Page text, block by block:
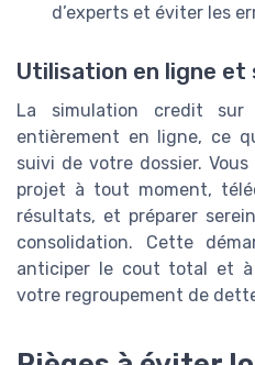
d’experts et éviter les
Utilisation en ligne
La simulation credit
entièrement en ligne, ce
suivi de votre dossier.
projet à tout moment,
résultats, et préparer
consolidation. Cette
anticiper le cout total et
votre regroupement de